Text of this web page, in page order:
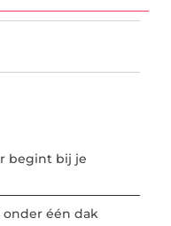
begint bij je
onder één dak